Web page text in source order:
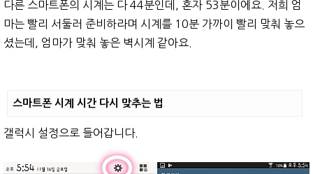
다른 스마트폰의 시계는 다 44분인데, 혼자 53분이에요. 저희 엄
마는 빨리 서둘러 준비하라며 시계를 10분 가까이 빨리 맞춰 놓으
셨는데, 엄마가 맞춰 놓은 벽시계 같아요.
스마트폰 시계 시간 다시 맞추는 법
갤럭시 설정으로 들어갑니다.